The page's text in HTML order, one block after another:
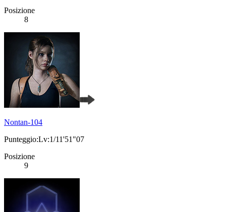
Posizione
8
Nontan-104
Punteggio:Lv:1/11'51"07
Posizione
9